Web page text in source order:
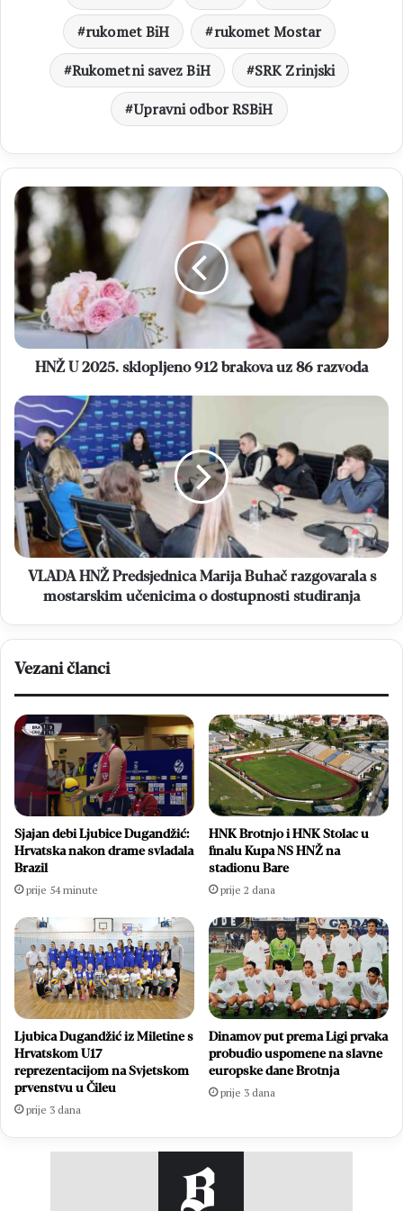
rukomet BiH
rukomet Mostar
Rukometni savez BiH
SRK Zrinjski
Upravni odbor RSBiH
HNŽ
U
2025.
sklopljeno
912
brakova
uz
86
razvoda
HNŽ U 2025. sklopljeno 912 brakova uz 86 razvoda
VLADA
HNŽ
Predsjednica
Marija
Buhač
razgovarala
s
mostarskim
učenicima
dostupnosti
VLADA HNŽ Predsjednica Marija Buhač razgovarala s
mostarskim učenicima o dostupnosti studiranja
Vezani članci
Sjajan debi Ljubice Dugandžić:
Hrvatska nakon drame svladala
Brazil
prije 54 minute
HNK Brotnjo i HNK Stolac u
finalu Kupa NS HNŽ na
stadionu Bare
prije 2 dana
Ljubica Dugandžić iz Miletine s
Hrvatskom U17
reprezentacijom na Svjetskom
prvenstvu u Čileu
prije 3 dana
Dinamov put prema Ligi prvaka
probudio uspomene na slavne
europske dane Brotnja
prije 3 dana